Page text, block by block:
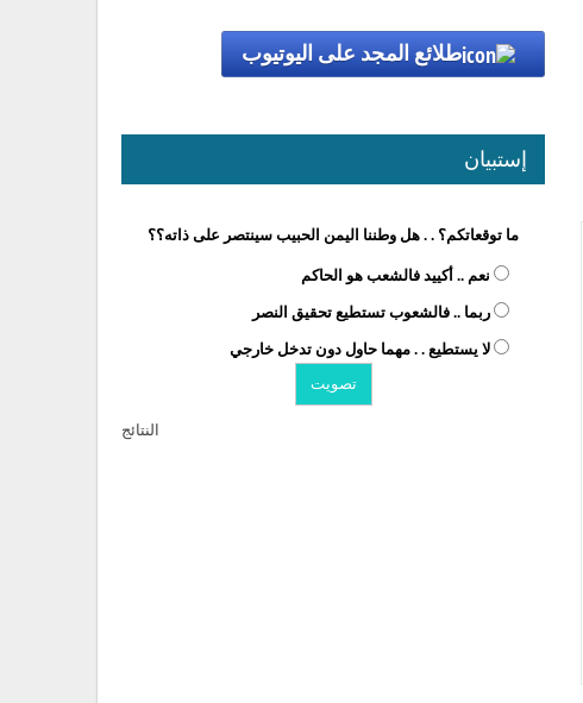
طلائع المجد على اليوتيوب
إستبيان
ما توقعاتكم؟ . . هل وطننا اليمن الحبيب سينتصر على ذاته؟؟
نعم .. أكييد فالشعب هو الحاكم
ربما .. فالشعوب تستطيع تحقيق النصر
لا يستطيع . . مهما حاول دون تدخل خارجي
النتائج